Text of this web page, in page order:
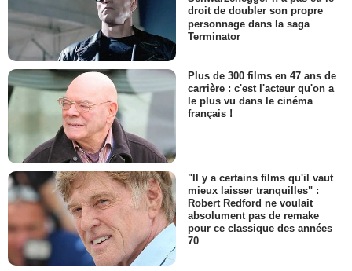
droit de doubler son propre
personnage dans la saga
Terminator
Plus de 300 films en 47 ans de
carrière : c'est l'acteur qu'on a
le plus vu dans le cinéma
français !
"Il y a certains films qu'il vaut
mieux laisser tranquilles" :
Robert Redford ne voulait
absolument pas de remake
pour ce classique des années
70